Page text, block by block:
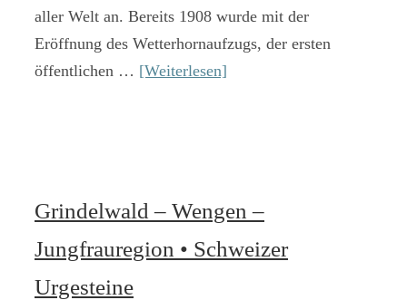
aller Welt an. Bereits 1908 wurde mit der
Eröffnung des Wetterhornaufzugs, der ersten
öffentlichen … [Weiterlesen]
Grindelwald – Wengen –
Jungfrauregion • Schweizer
Urgesteine